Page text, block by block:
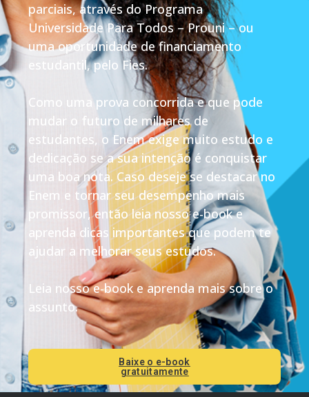
parciais, através do Programa
Universidade Para Todos – Prouni – ou
uma oportunidade de financiamento
estudantil, pelo Fies.
Como uma prova concorrida e que pode
mudar o futuro de milhares de
estudantes, o Enem exige muito estudo e
dedicação se a sua intenção é conquistar
uma boa nota. Caso deseje se destacar no
Enem e tornar seu desempenho mais
promissor, então leia nosso e-book e
aprenda dicas importantes que podem te
ajudar a melhorar seus estudos.
Leia nosso e-book e aprenda mais sobre o
assunto.
Baixe o e-book
gratuitamente